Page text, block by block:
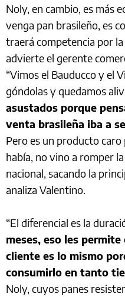
Noly, en cambio, es más
venga pan brasileño, es
traerá competencia por
advierte el gerente
“Vimos el Bauducco y el
góndolas y quedamos
asustados porque
venta brasileña iba a
Pero es un producto
había, no vino a romper
nacional, sacando la
analiza Valentino.
“El diferencial es la
meses, eso les
cliente es lo mismo
consumirlo en tanto
Noly, cuyos panes